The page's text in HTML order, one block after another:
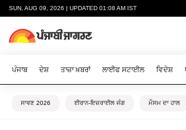
SUN, AUG 09, 2026 | UPDATED 01:08 AM IST
ਪੰਜਾਬ ਦੇਸ਼ ਤਾਜ਼ਾ ਖ਼ਬਰਾਂ ਲਾਈਫ ਸਟਾਈਲ ਵਿਦੇਸ਼
ਸਾਵਣ 2026 ਈਰਾਨ-ਇਜ਼ਰਾਈਲ ਜੰਗ ਮੌਸਮ ਦਾ ਹਾਲ